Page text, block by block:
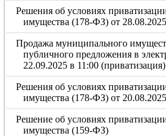
Решения об условиях
имущества (178-ФЗ) от 28.08.2025
Продажа муниципального
публичного предложения в
22.09.2025 в 11:00
Решения об условиях
имущества (178-ФЗ) от 20.08.2025
Решение об условиях
имущества (159-ФЗ)